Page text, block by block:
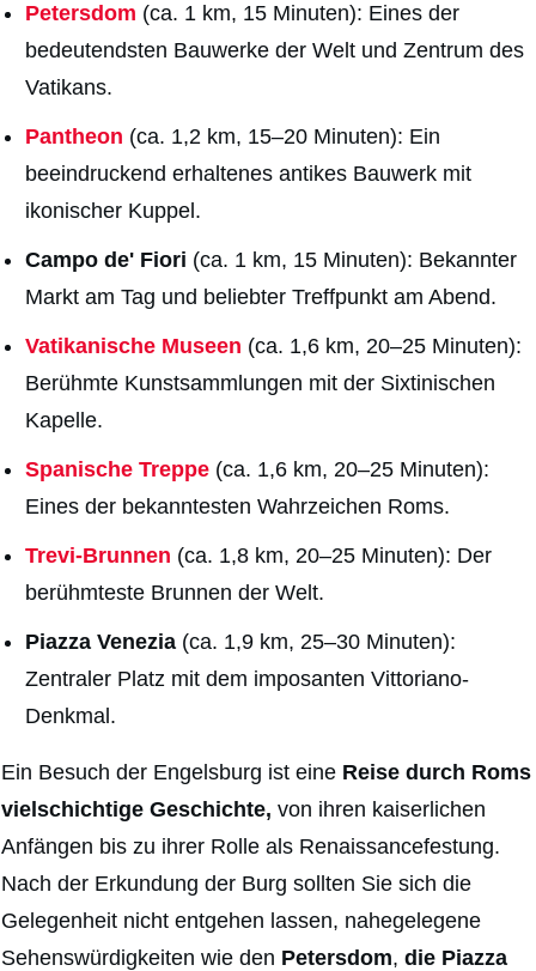
Petersdom (ca. 1 km, 15 Minuten): Eines der
bedeutendsten Bauwerke der Welt und Zentrum des
Vatikans.
Pantheon (ca. 1,2 km, 15–20 Minuten): Ein
beeindruckend erhaltenes antikes Bauwerk mit
ikonischer Kuppel.
Campo de' Fiori (ca. 1 km, 15 Minuten): Bekannter
Markt am Tag und beliebter Treffpunkt am Abend.
Vatikanische Museen (ca. 1,6 km, 20–25 Minuten):
Berühmte Kunstsammlungen mit der Sixtinischen
Kapelle.
Spanische Treppe (ca. 1,6 km, 20–25 Minuten):
Eines der bekanntesten Wahrzeichen Roms.
Trevi-Brunnen (ca. 1,8 km, 20–25 Minuten): Der
berühmteste Brunnen der Welt.
Piazza Venezia (ca. 1,9 km, 25–30 Minuten):
Zentraler Platz mit dem imposanten Vittoriano-
Denkmal.
Ein Besuch der Engelsburg ist eine Reise durch Roms
vielschichtige Geschichte, von ihren kaiserlichen
Anfängen bis zu ihrer Rolle als Renaissancefestung.
Nach der Erkundung der Burg sollten Sie sich die
Gelegenheit nicht entgehen lassen, nahegelegene
Sehenswürdigkeiten wie den Petersdom, die Piazza